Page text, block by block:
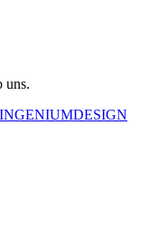
uns.